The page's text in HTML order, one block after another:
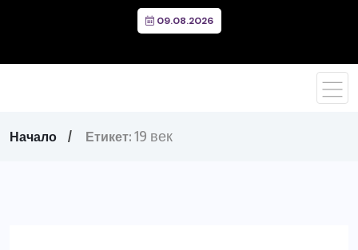
09.08.2026
Начало Етикет: 19 век